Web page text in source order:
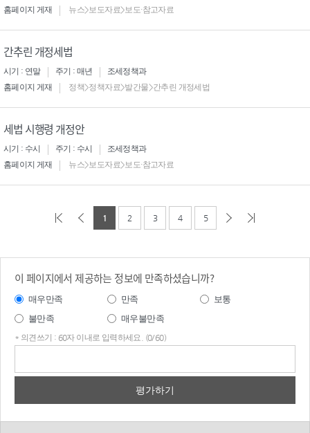
홈페이지 게재
뉴스>보도자료>보도·참고자료
간추린 개정세법
시기 : 연말 주기 : 매년
조세정책과
홈페이지 게재
정책>정책자료>발간물>간추린 개정세법
세법 시행령 개정안
시기 : 수시 주기 : 수시
조세정책과
홈페이지 게재
뉴스>보도자료>보도·참고자료
1 2 3 4 5
이 페이지에서 제공하는 정보에 만족하셨습니까?
매우만족 만족
보통
불만족
매우불만족
* 의견쓰기 : 60자 이내로 입력하세요. (0/60)